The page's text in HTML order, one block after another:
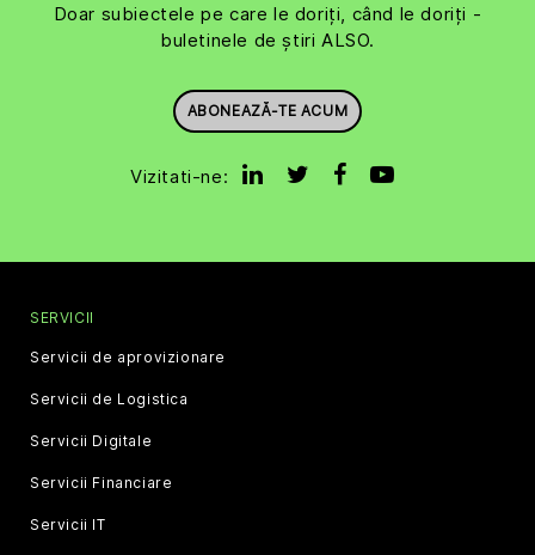
Doar subiectele pe care le doriți, când le doriți -
buletinele de știri ALSO.
ABONEAZĂ-TE ACUM
Vizitati-ne:
SERVICII
Servicii de aprovizionare
Servicii de Logistica
Servicii Digitale
Servicii Financiare
Servicii IT